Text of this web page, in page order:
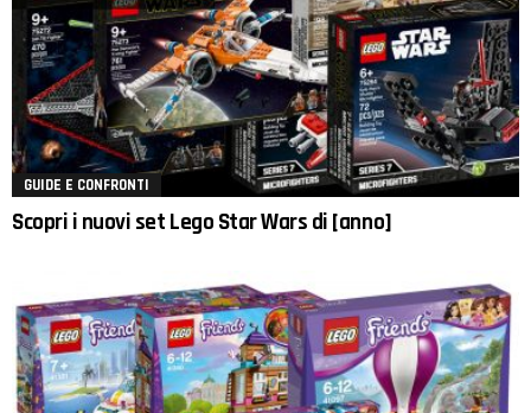
GUIDE E CONFRONTI
Scopri i nuovi set Lego Star Wars di [anno]